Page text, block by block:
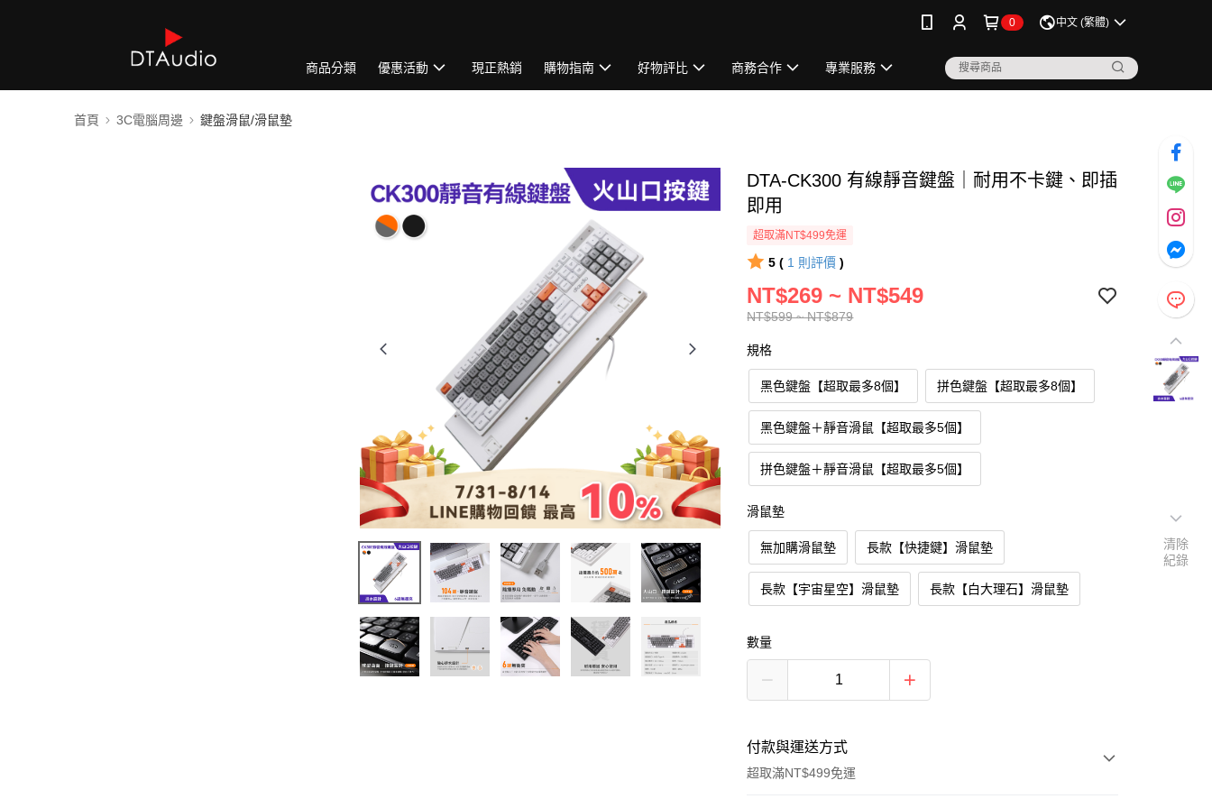
0 中文 (繁體)
商品分類 優惠活動 現正熱銷 購物指南 好物評比 商務合作 專業服務
首頁 3C電腦周邊 鍵盤滑鼠/滑鼠墊
DTA-CK300 有線靜音鍵盤｜耐用不卡鍵、即插
即用
超取滿NT$499免運
5 ( 1 則評價 )
NT$599 ~ NT$879
NT$269 ~ NT$549
規格
黑色鍵盤【超取最多8個】 拼色鍵盤【超取最多8個】
黑色鍵盤＋靜音滑鼠【超取最多5個】
拼色鍵盤＋靜音滑鼠【超取最多5個】
滑鼠墊
無加購滑鼠墊 長款【快捷鍵】滑鼠墊
長款【宇宙星空】滑鼠墊 長款【白大理石】滑鼠墊
數量
付款與運送方式
超取滿NT$499免運
清除
紀錄